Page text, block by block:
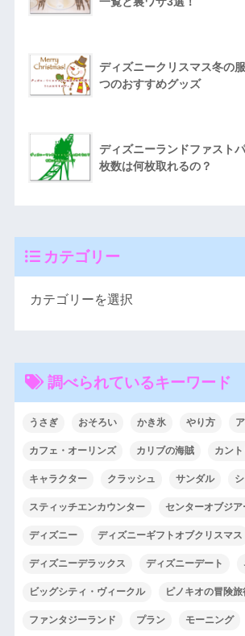
ディズニークリスマス冬の
つのおすすめグッズ
ディズニーランドファスト
枚数は何枚取れるの？
カテゴリー
調べられているキーワード
うさぎ おそろい かき氷 やり方
カフェ・オーリンズ カリブの海賊 カン
キャラクター クラッシュ サンダル
スティッチエンカウンター センターオブジア
ディズニー ディズニーギフトオブクリスマス
ディズニーデラックス ディズニーデート
ビッグシティ・ヴィークル ピノキオの冒険旅
ファンタジーランド プラン モーニング